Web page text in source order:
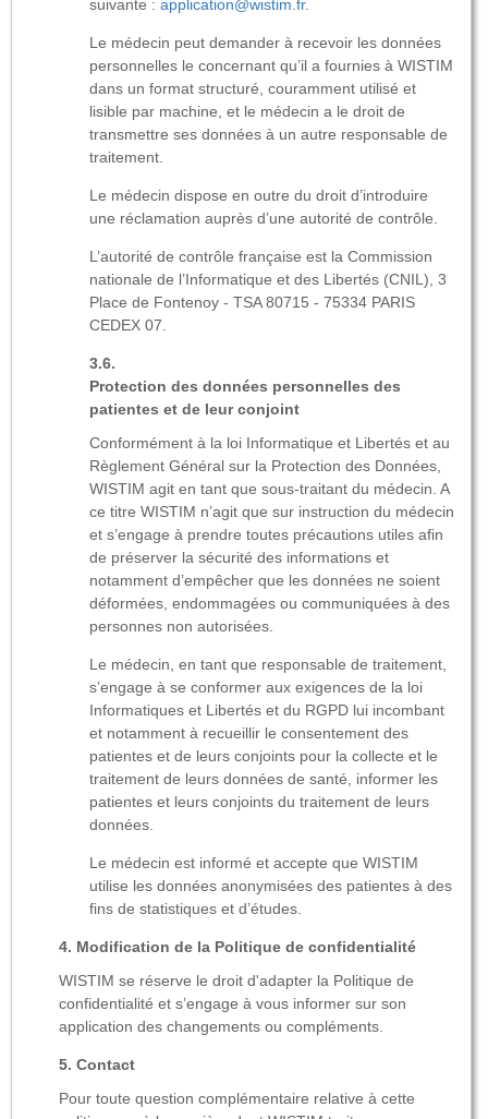
suivante : application@wistim.fr.
Le médecin peut demander à recevoir les données
personnelles le concernant qu’il a fournies à WISTIM
dans un format structuré, couramment utilisé et
lisible par machine, et le médecin a le droit de
transmettre ses données à un autre responsable de
traitement.
Le médecin dispose en outre du droit d’introduire
une réclamation auprès d’une autorité de contrôle.
L’autorité de contrôle française est la Commission
nationale de l’Informatique et des Libertés (CNIL), 3
Place de Fontenoy - TSA 80715 - 75334 PARIS
CEDEX 07.
Protection des données personnelles des
patientes et de leur conjoint
Conformément à la loi Informatique et Libertés et au
Règlement Général sur la Protection des Données,
WISTIM agit en tant que sous-traitant du médecin. A
ce titre WISTIM n’agit que sur instruction du médecin
et s’engage à prendre toutes précautions utiles afin
de préserver la sécurité des informations et
notamment d’empêcher que les données ne soient
déformées, endommagées ou communiquées à des
personnes non autorisées.
Le médecin, en tant que responsable de traitement,
s’engage à se conformer aux exigences de la loi
Informatiques et Libertés et du RGPD lui incombant
et notamment à recueillir le consentement des
patientes et de leurs conjoints pour la collecte et le
traitement de leurs données de santé, informer les
patientes et leurs conjoints du traitement de leurs
données.
Le médecin est informé et accepte que WISTIM
utilise les données anonymisées des patientes à des
fins de statistiques et d’études.
Modification de la Politique de confidentialité
WISTIM se réserve le droit d'adapter la Politique de
confidentialité et s’engage à vous informer sur son
application des changements ou compléments.
Contact
Pour toute question complémentaire relative à cette